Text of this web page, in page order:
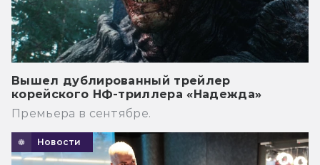
Вышел дублированный трейлер
корейского НФ-триллера «Надежда»
Премьера в сентябре.
Новости